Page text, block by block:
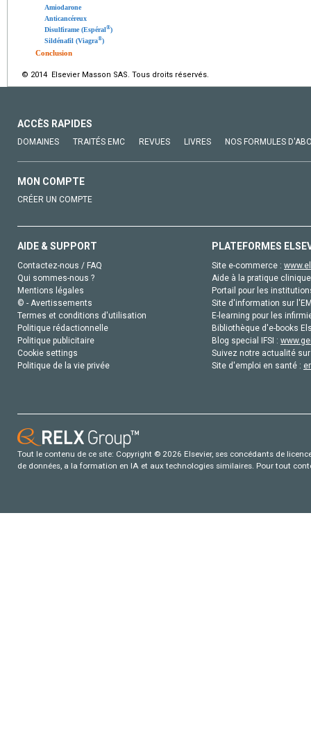
Amiodarone
Anticancéreux
Disulfirame (Espéral®)
Sildénafil (Viagra®)
Conclusion
© 2014 Elsevier Masson SAS. Tous droits réservés.
ACCÈS RAPIDES
DOMAINES TRAITÉS EMC REVUES LIVRES NOS FORMULES
MON COMPTE
CRÉER UN COMPTE
AIDE & SUPPORT
Contactez-nous / FAQ
Qui sommes-nous ?
Mentions légales
© - Avertissements
Termes et conditions d'utilisation
Politique rédactionnelle
Politique publicitaire
Cookie settings
Politique de la vie privée
PLATEFORMES
Site e-commerce :
Aide à la pratique
Portail pour les
Site d'information sur
E-learning pour les
Bibliothèque d'e-books
Blog special IFSI :
Suivez notre actualité
Site d'emploi en santé :
Tout le contenu de ce site: Copyright © 2026 Elsevier, ses concédants de
de données, a la formation en IA et aux technologies similaires. Pour tout